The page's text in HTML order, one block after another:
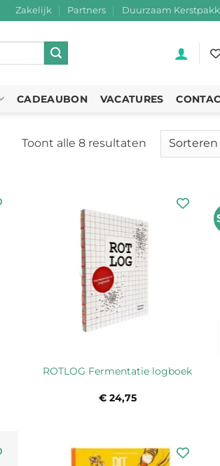
Zakelijk Partners Duurzaam
CADEAUBON VACATURES
Toont alle 8 resultaten Gesorteerd
op
ROTLOG Fermentatie logboek
€24,75